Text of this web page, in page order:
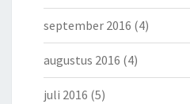
september 2016 (4)
augustus 2016 (4)
juli 2016 (5)